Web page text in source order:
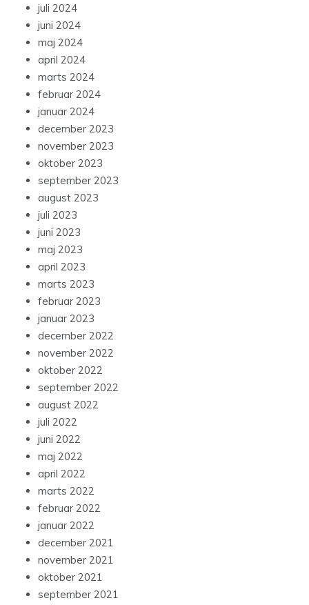
juli 2024
juni 2024
maj 2024
april 2024
marts 2024
februar 2024
januar 2024
december 2023
november 2023
oktober 2023
september 2023
august 2023
juli 2023
juni 2023
maj 2023
april 2023
marts 2023
februar 2023
januar 2023
december 2022
november 2022
oktober 2022
september 2022
august 2022
juli 2022
juni 2022
maj 2022
april 2022
marts 2022
februar 2022
januar 2022
december 2021
november 2021
oktober 2021
september 2021